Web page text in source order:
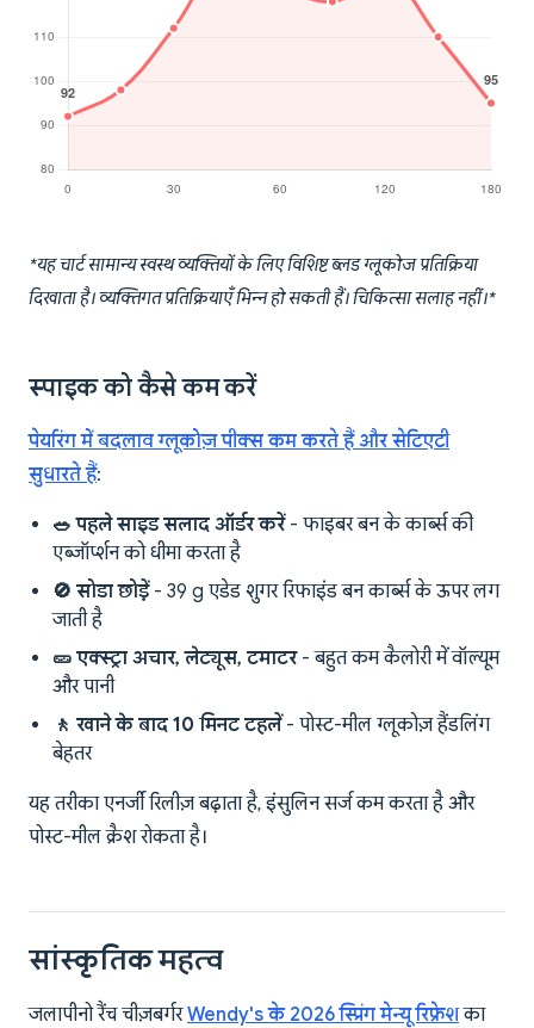
*यह चार्ट सामान्य स्वस्थ व्यक्तियों के लिए विशिष्ट ब्लड ग्लूकोज प्रतिक्रिया
दिखाता है। व्यक्तिगत प्रतिक्रियाएँ भिन्न हो सकती हैं। चिकित्सा सलाह नहीं।*
स्पाइक को कैसे कम करें
पेयरिंग में बदलाव ग्लूकोज़ पीक्स कम करते हैं और सेटिएटी
सुधारते हैं:
🥗 पहले साइड सलाद ऑर्डर करें- फाइबर बन के कार्ब्स की
एब्जॉर्प्शन को धीमा करता है
🚫 सोडा छोड़ें- 39 g एडेड शुगर रिफाइंड बन कार्ब्स के ऊपर लग
जाती है
🥒 एक्स्ट्रा अचार, लेट्यूस, टमाटर- बहुत कम कैलोरी में वॉल्यूम
और पानी
🚶 खाने के बाद 10 मिनट टहलें- पोस्ट-मील ग्लूकोज़ हैंडलिंग
बेहतर
यह तरीका एनर्जी रिलीज़ बढ़ाता है, इंसुलिन सर्ज कम करता है और
पोस्ट-मील क्रैश रोकता है।
सांस्कृतिक महत्व
जलापीनो रैंच चीज़बर्गरWendy's के 2026 स्प्रिंग मेन्यू रिफ्रेशका